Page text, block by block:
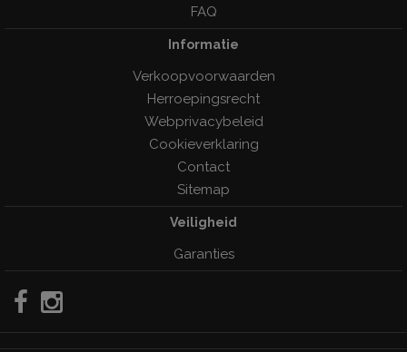
FAQ
Informatie
Verkoopvoorwaarden
Herroepingsrecht
Webprivacybeleid
Cookieverklaring
Contact
Sitemap
Veiligheid
Garanties